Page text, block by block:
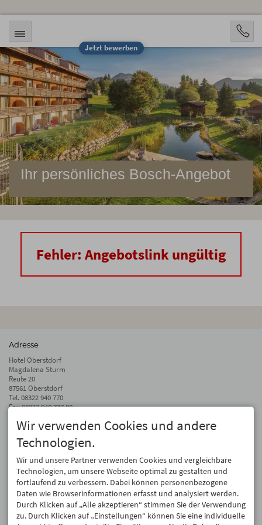
Jetzt bewerben
Ihr persönliches Bosch-Angebot
Fehler: Angebotslink ungültig
Adresse
Hotel Oberstdorf
Magdalena Sturm
Reute 20
87561 Oberstdorf
Tel. 08322 940 770
Fax 08322 940 777 00
info@hotel-oberstdorf.de
Auf dem Laufenden bleiben
Wir geben Ihre E-Mail-Adresse nicht weiter. Wir mögen auch keinen Spam.
Versprochen! Eine Abmeldung ist jederzeit möglich.
Anmelden
Wir verwenden Cookies und andere
Technologien.
Wir und unsere Partner verwenden Cookies und vergleichbare
Technologien, um unsere Webseite optimal zu gestalten und
fortlaufend zu verbessern. Dabei können personenbezogene
Daten wie Browserinformationen erfasst und analysiert werden.
Durch Klicken auf „Alle akzeptieren“ stimmen Sie der Verwendung
zu. Durch Klicken auf „Einstellungen“ können Sie eine individuelle